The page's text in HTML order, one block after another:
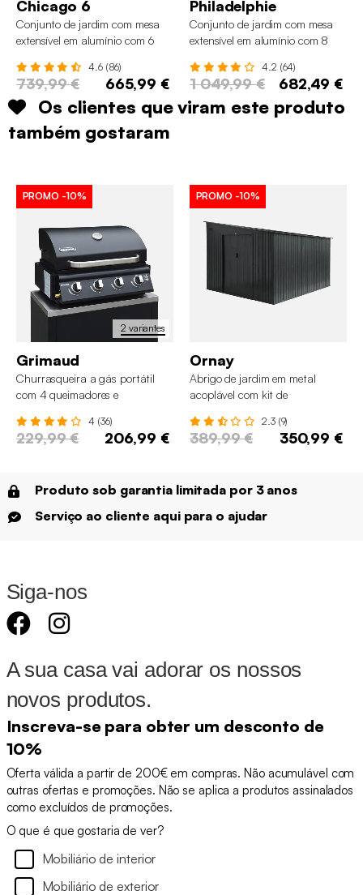
Chicago 6
Conjunto de jardim com mesa
extensível em alumínio com 6
4.6 (86)
739,99 € 665,99 €
Philadelphie
Conjunto de jardim com mesa
extensível em alumínio com 8
4.2 (64)
1 049,99 € 682,49 €
Os clientes que viram este produto
também gostaram
2 variantes
PROMO -10%
Grimaud
Churrasqueira a gás portátil
com 4 queimadores e
4 (36)
229,99 € 206,99 €
PROMO -10%
Ornay
Abrigo de jardim em metal
acoplável com kit de
2.3 (9)
389,99 € 350,99 €
Produto sob garantia limitada por 3 anos
Serviço ao cliente aqui para o ajudar
Siga-nos
A sua casa vai adorar os nossos
novos produtos.
Inscreva-se para obter um desconto de
10%
Oferta válida a partir de 200€ em compras. Não acumulável com
outras ofertas e promoções. Não se aplica a produtos assinalados
como excluídos de promoções.
O que é que gostaria de ver?
Mobiliário de interior
Mobiliário de exterior